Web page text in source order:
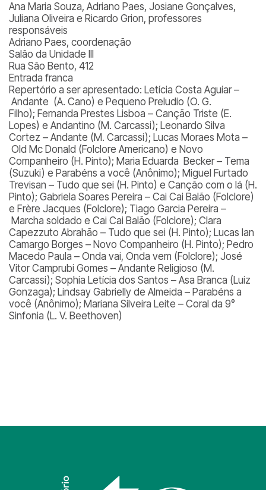
Ana Maria Souza, Adriano Paes, Josiane Gonçalves,
Juliana Oliveira e Ricardo Grion, professores
responsáveis
Adriano Paes, coordenação
Salão da Unidade III
Rua São Bento, 412
Entrada franca
Repertório a ser apresentado: Letícia Costa Aguiar –
Andante (A. Cano) e Pequeno Preludio (O. G.
Filho); Fernanda Prestes Lisboa – Canção Triste (E.
Lopes) e Andantino (M. Carcassi); Leonardo Silva
Cortez – Andante (M. Carcassi); Lucas Moraes Mota –
Old Mc Donald (Folclore Americano) e Novo
Companheiro (H. Pinto); Maria Eduarda Becker – Tema
(Suzuki) e Parabéns a você (Anônimo); Miguel Furtado
Trevisan – Tudo que sei (H. Pinto) e Canção com o lá (H.
Pinto); Gabriela Soares Pereira – Cai Cai Balão (Folclore)
e Frère Jacques (Folclore); Tiago Garcia Pereira –
Marcha soldado e Cai Cai Balão (Folclore); Clara
Capezzuto Abrahão – Tudo que sei (H. Pinto); Lucas Ian
Camargo Borges – Novo Companheiro (H. Pinto); Pedro
Macedo Paula – Onda vai, Onda vem (Folclore); José
Vitor Camprubi Gomes – Andante Religioso (M.
Carcassi); Sophia Letícia dos Santos – Asa Branca (Luiz
Gonzaga); Lindsay Gabrielly de Almeida – Parabéns a
você (Anônimo); Mariana Silveira Leite – Coral da 9°
Sinfonia (L. V. Beethoven)